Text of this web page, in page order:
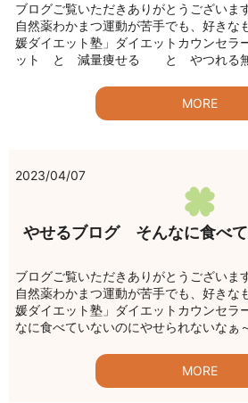
ブログご覧いただきありがとうございま
自然薬わかまつ運動が苦手でも、好きな
媛ダイエット塾」ダイエットカウンセラ
ット と 減量痩せる と やつれる
MORE
2023/04/07
やせるブログ そんなに食べ
ブログご覧いただきありがとうございま
自然薬わかまつ運動が苦手でも、好きな
媛ダイエット塾」ダイエットカウンセラ
なに食べていないのにやせられないなぁ
MORE